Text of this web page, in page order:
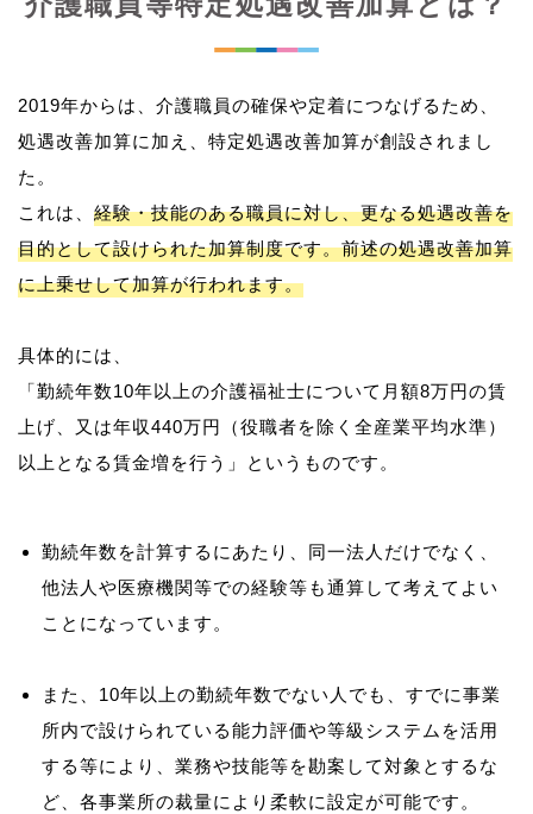
2019年からは、介護職員の確保や定着につなげるため、
処遇改善加算に加え、特定処遇改善加算が創設されまし
た。
これは、 経験・技能のある職員に対し、更なる処遇改善を
目的として設けられた加算制度です。前述の処遇改善加算
に上乗せして加算が行われます。
具体的には、
「勤続年数10年以上の介護福祉士について月額8万円の賃
上げ、又は年収440万円（役職者を除く全産業平均水準）
勤続年数を計算するにあたり、同一法人だけでなく、
他法人や医療機関等での経験等も通算して考えてよい
ことになっています。
また、10年以上の勤続年数でない人でも、すでに事業
所内で設けられている能力評価や等級システムを活用
する等により、業務や技能等を勘案して対象とするな
ど、各事業所の裁量により柔軟に設定が可能です。